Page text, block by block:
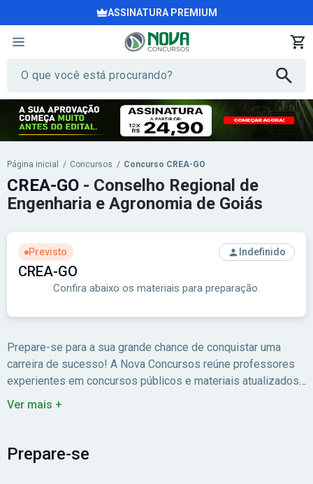
ASSINATURA PREMIUM
Página inicial / Concursos / Concurso CREA-GO
Previsto Indefinido
CREA-GO
Confira abaixo os materiais para preparação.
CREA-GO - Conselho Regional de
Engenharia e Agronomia de Goiás
Prepare-se para a sua grande chance de conquistar uma
carreira de sucesso! A Nova Concursos reúne professores
experientes em concursos públicos e materiais atualizados
para você estudar com foco no edital.
Ver mais +
Prepare-se